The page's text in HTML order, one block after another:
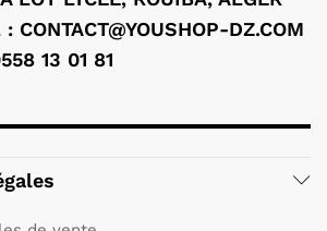
CONTACT@YOUSHOP-DZ.COM
13 01 81